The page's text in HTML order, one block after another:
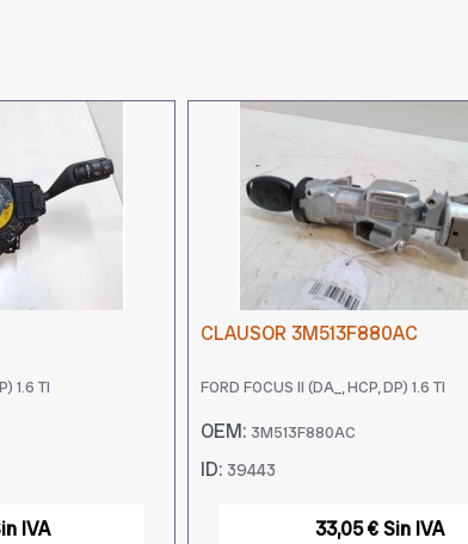
1.6 TI
IVA
CLAUSOR 3M513F880AC
FORD FOCUS II (DA_, HCP, DP) 1.6 TI
OEM: 3M513F880AC
ID: 39443
33,05 € Sin IVA